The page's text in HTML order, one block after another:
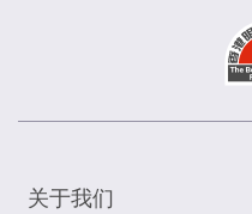
关于我们